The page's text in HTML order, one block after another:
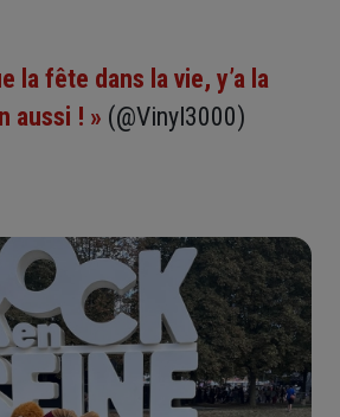
la fête dans la vie, y’a la
aussi ! » (@Vinyl3000)